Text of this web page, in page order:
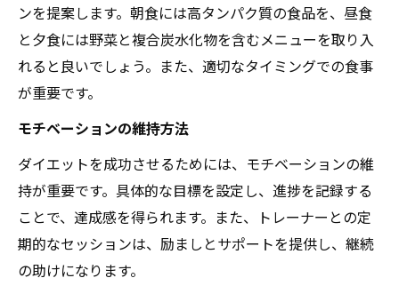
ンを提案します。朝食には高タンパク質の食品を、昼食
と夕食には野菜と複合炭水化物を含むメニューを取り入
れると良いでしょう。また、適切なタイミングでの食事
が重要です。
モチベーションの維持方法
ダイエットを成功させるためには、モチベーションの維
持が重要です。具体的な目標を設定し、進捗を記録する
ことで、達成感を得られます。また、トレーナーとの定
期的なセッションは、励ましとサポートを提供し、継続
の助けになります。